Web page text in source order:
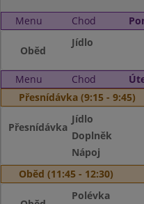
Menu Chod
Oběd
Jídlo
Menu Chod
Přesnídávka (9:15 - 9:45)
Přesnídávka
Jídlo
Doplněk
Nápoj
Oběd (11:45 - 12:30)
Polévka